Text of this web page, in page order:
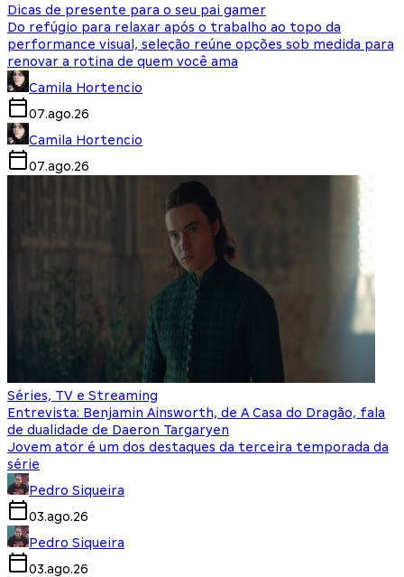
Dicas de presente para o seu pai gamer
Do refúgio para relaxar após o trabalho ao topo da
performance visual, seleção reúne opções sob medida para
renovar a rotina de quem você ama
Camila Hortencio
07.ago.26
Camila Hortencio
07.ago.26
Séries, TV e Streaming
Entrevista: Benjamin Ainsworth, de A Casa do Dragão, fala
de dualidade de Daeron Targaryen
Jovem ator é um dos destaques da terceira temporada da
série
Pedro Siqueira
03.ago.26
Pedro Siqueira
03.ago.26